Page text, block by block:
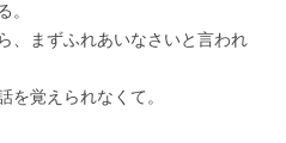
。
、まずふれあいなさいと言われ
を覚えられなくて。